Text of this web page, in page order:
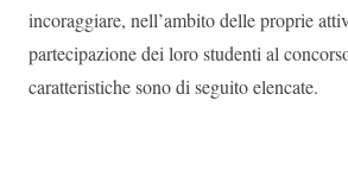
incoraggiare, nell’ambito delle proprie
partecipazione dei loro studenti al
caratteristiche sono di seguito elencate.